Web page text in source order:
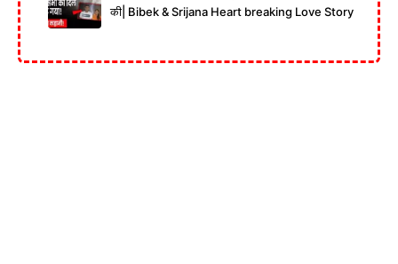
की| Bibek & Srijana Heart breaking Love Story